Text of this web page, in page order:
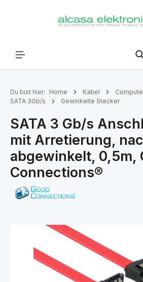
Du bist hier: Home Kabel
SATA 3Gb/s
Gewinkelte Stecker
SATA 3 Gb/s
mit Arretierung,
abgewinkelt, 0,5m,
Connections®
Bildergalerie überspringen